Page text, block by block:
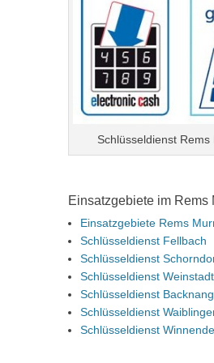
Schlüsseldienst Rems
Einsatzgebiete im Rems
Einsatzgebiete Rems
Schlüsseldienst Fellbach
Schlüsseldienst
Schlüsseldienst Weinstadt
Schlüsseldienst Backnang
Schlüsseldienst
Schlüsseldienst